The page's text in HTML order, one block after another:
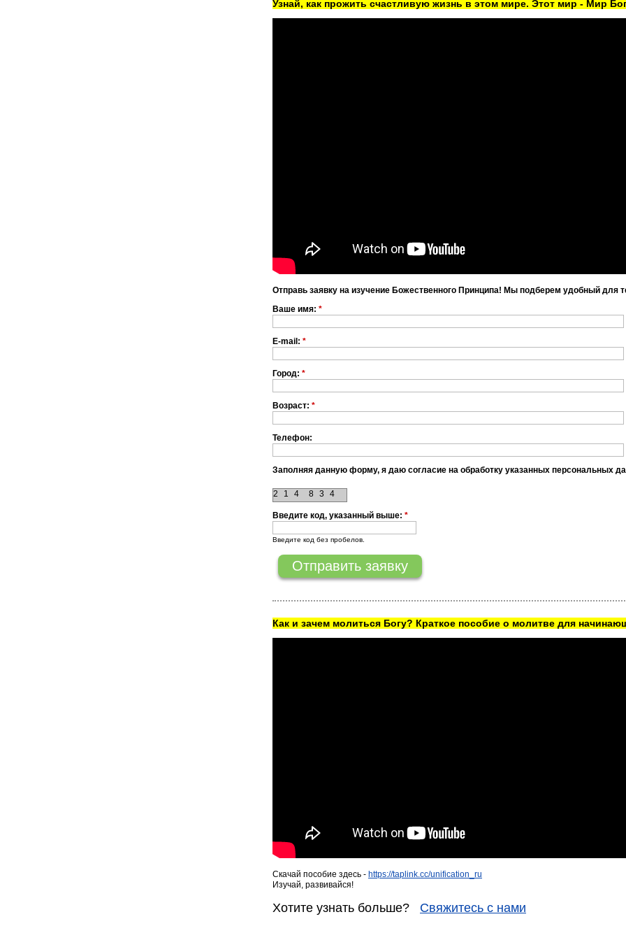
Узнай, как прожить счастливую жизнь в этом мире. Этот мир - Мир
Отправь заявку на изучение Божественного Принципа! Мы подберем удобный для
Ваше имя: *
E-mail: *
Город: *
Возраст: *
Телефон:
Заполняя данную форму, я даю согласие на обработку указанных персональных
2 1 4 8 3 4
Введите код, указанный выше: *
Введите код без пробелов.
Как и зачем молиться Богу? Краткое пособие о молитве для
Скачай пособие здесь - https://taplink.cc/unification_ru
Изучай, развивайся!
Хотите узнать больше? Свяжитесь с нами